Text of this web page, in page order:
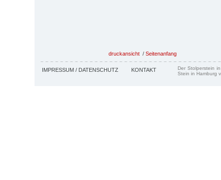
druckansicht / Seitenanfang
IMPRESSUM / DATENSCHUTZ KONTAKT
Der Stolperstein
Stein in Hamburg